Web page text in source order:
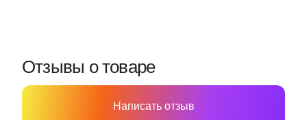
Отзывы о товаре
Написать отзыв